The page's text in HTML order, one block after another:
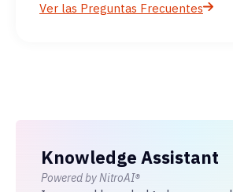
Ver las Preguntas Frecuentes
Knowledge Assistant
Powered by NitroAI®